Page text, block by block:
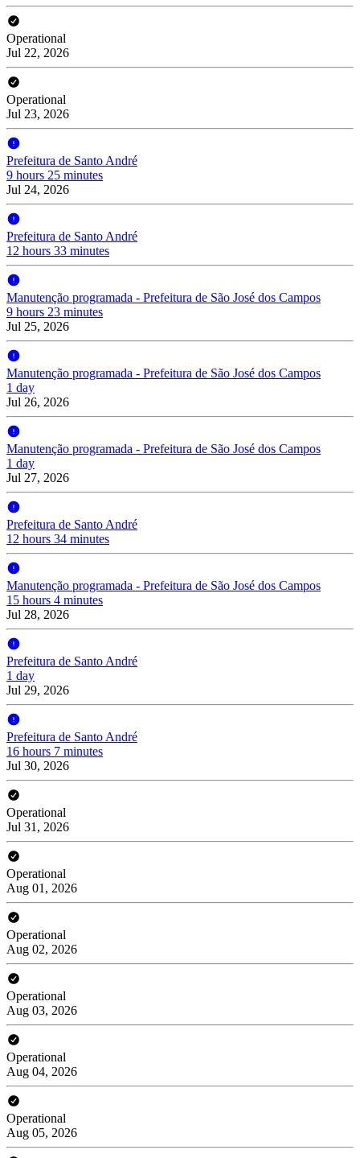
Operational
Jul 22, 2026
Operational
Jul 23, 2026
Prefeitura de Santo André
9 hours 25 minutes
Jul 24, 2026
Prefeitura de Santo André
12 hours 33 minutes
Manutenção programada - Prefeitura de São José dos Campos
9 hours 23 minutes
Jul 25, 2026
Manutenção programada - Prefeitura de São José dos Campos
1 day
Jul 26, 2026
Manutenção programada - Prefeitura de São José dos Campos
1 day
Jul 27, 2026
Prefeitura de Santo André
12 hours 34 minutes
Manutenção programada - Prefeitura de São José dos Campos
15 hours 4 minutes
Jul 28, 2026
Prefeitura de Santo André
1 day
Jul 29, 2026
Prefeitura de Santo André
16 hours 7 minutes
Jul 30, 2026
Operational
Jul 31, 2026
Operational
Aug 01, 2026
Operational
Aug 02, 2026
Operational
Aug 03, 2026
Operational
Aug 04, 2026
Operational
Aug 05, 2026